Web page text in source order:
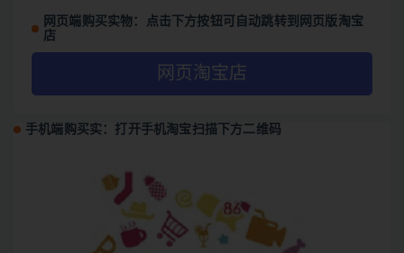
网页端购买实物：点击下方按钮可自动跳转到网页版淘宝
店
网页淘宝店
手机端购买实：打开手机淘宝扫描下方二维码